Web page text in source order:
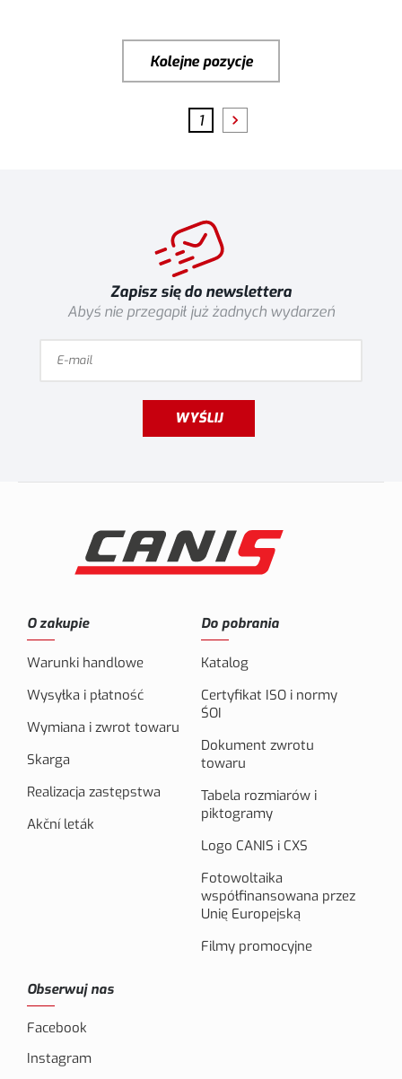
Kolejne pozycje
1
Zapisz się do newslettera
Abyś nie przegapił już żadnych wydarzeń
WYŚLIJ
O zakupie
Warunki handlowe
Wysyłka i płatność
Wymiana i zwrot towaru
Skarga
Realizacja zastępstwa
Akční leták
Do pobrania
Katalog
Certyfikat ISO i normy
ŚOI
Dokument zwrotu
towaru
Tabela rozmiarów i
piktogramy
Logo CANIS i CXS
Fotowoltaika
współfinansowana przez
Unię Europejską
Filmy promocyjne
Obserwuj nas
Facebook
Instagram